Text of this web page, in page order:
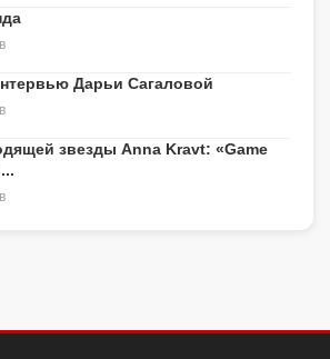
Дарьи Сагаловой
звезды Anna Kravt: «Game